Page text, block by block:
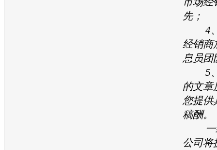
先；
4、
经销商
息员团
5、
的文章
您提供
稿酬。
一经
公司将